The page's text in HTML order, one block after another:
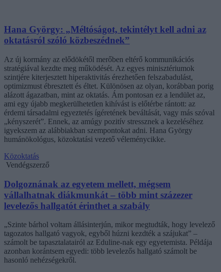
Hana György: „Méltóságot, tekintélyt kell adni az
oktatásról szóló közbeszédnek”
Az új kormány az elődökétől merőben eltérő kommunikációs
stratégiával kezdte meg működését. Az egyes minisztériumok
szintjére kiterjesztett hiperaktivitás érezhetően felszabadulást,
optimizmust ébresztett és éltet. Különösen az olyan, korábban porig
alázott ágazatban, mint az oktatás. Ám pontosan ez a lendület az,
ami egy újabb megkerülhetetlen kihívást is előtérbe rántott: az
érdemi társadalmi egyeztetés ígéretének beváltását, vagy más szóval
„kényszerét”. Ennek, az amúgy pozitív stressznek a kezeléséhez
igyekszem az alábbiakban szempontokat adni. Hana György
humánökológus, közoktatási vezető véleménycikke.
Közoktatás
Vendégszerző
Dolgoznának az egyetem mellett, mégsem
vállalhatnak diákmunkát – több mint százezer
levelezős hallgatót érinthet a szabály
„Szinte bárhol voltam állásinterjún, mikor megtudták, hogy levelező
tagozatos hallgató vagyok, egyből húzni kezdték a szájukat” –
számolt be tapasztalatairól az Eduline-nak egy egyetemista. Példája
azonban korántsem egyedi: több levelezős hallgató számolt be
hasonló nehézségekről.